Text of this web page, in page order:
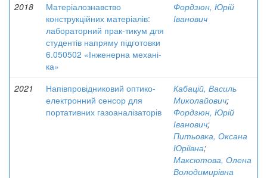
2018
Матеріалознавство
конструкційних матеріалів:
лабораторний прак-тикум для
студентів напряму підготовки
6.050502 «Інженерна механі-
ка»
Фордзюн, Юрій
Іванович
2021
Напівпровідниковий оптико-
електронний сенсор для
портативних газоаналізаторів
Кабацій, Василь
Миколайович;
Фордзюн, Юрій
Іванович;
Питьовка, Оксана
Юріївна;
Максютова, Олена
Володимирівна